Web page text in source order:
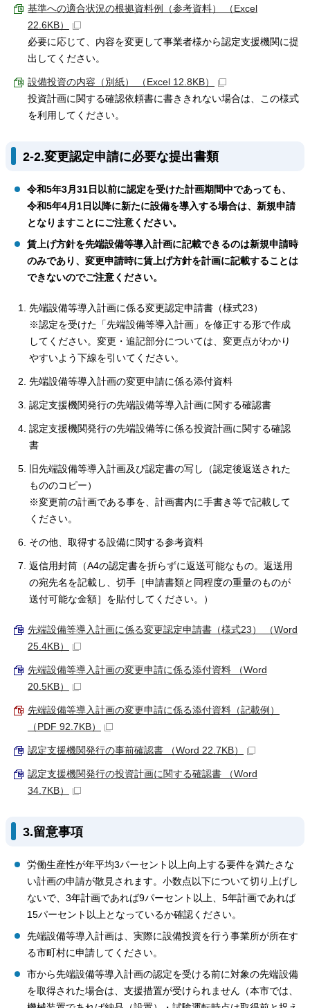
基準への適合状況の根拠資料例（参考資料） （Excel
22.6KB）
必要に応じて、内容を変更して事業者様から認定支援機関に提
出してください。
設備投資の内容（別紙） （Excel 12.8KB）
投資計画に関する確認依頼書に書ききれない場合は、この様式
を利用してください。
2-2.変更認定申請に必要な提出書類
令和5年3月31日以前に認定を受けた計画期間中であっても、
令和5年4月1日以降に新たに設備を導入する場合は、新規申請
となりますことにご注意ください。
賃上げ方針を先端設備等導入計画に記載できるのは新規申請時
のみであり、変更申請時に賃上げ方針を計画に記載することは
できないのでご注意ください。
先端設備等導入計画に係る変更認定申請書（様式23）
※認定を受けた「先端設備等導入計画」を修正する形で作成
してください。変更・追記部分については、変更点がわかり
やすいよう下線を引いてください。
先端設備等導入計画の変更申請に係る添付資料
認定支援機関発行の先端設備等導入計画に関する確認書
認定支援機関発行の先端設備等に係る投資計画に関する確認
書
旧先端設備等導入計画及び認定書の写し（認定後返送された
もののコピー）
※変更前の計画である事を、計画書内に手書き等で記載して
ください。
その他、取得する設備に関する参考資料
返信用封筒（A4の認定書を折らずに返送可能なもの。返送用
の宛先名を記載し、切手［申請書類と同程度の重量のものが
送付可能な金額］を貼付してください。）
先端設備等導入計画に係る変更認定申請書（様式23） （Word
25.4KB）
先端設備等導入計画の変更申請に係る添付資料 （Word
20.5KB）
先端設備等導入計画の変更申請に係る添付資料（記載例）
（PDF 92.7KB）
認定支援機関発行の事前確認書 （Word 22.7KB）
認定支援機関発行の投資計画に関する確認書 （Word
34.7KB）
3.留意事項
労働生産性が年平均3パーセント以上向上する要件を満たさな
い計画の申請が散見されます。小数点以下について切り上げし
ないで、3年計画であれば9パーセント以上、5年計画であれば
15パーセント以上となっているか確認ください。
先端設備等導入計画は、実際に設備投資を行う事業所が所在す
る市町村に申請してください。
市から先端設備等導入計画の認定を受ける前に対象の先端設備
を取得された場合は、支援措置が受けられません（本市では、